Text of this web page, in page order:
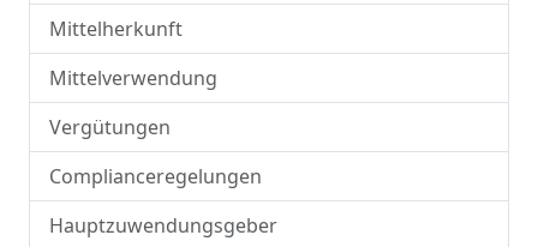
Mittelherkunft
Mittelverwendung
Vergütungen
Complianceregelungen
Hauptzuwendungsgeber